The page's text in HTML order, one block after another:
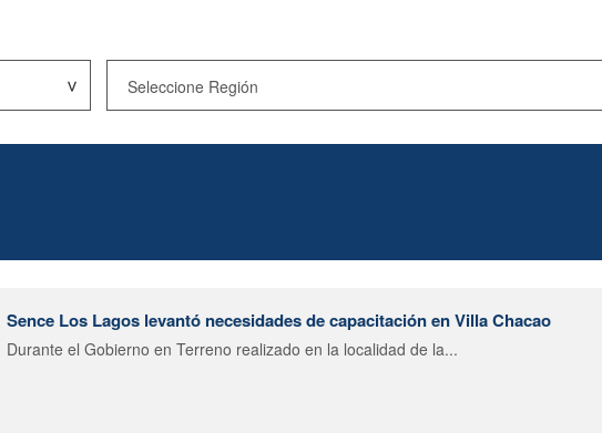
Sence Los Lagos levantó necesidades de capacitación en Villa Chacao
Durante el Gobierno en Terreno realizado en la localidad de la...